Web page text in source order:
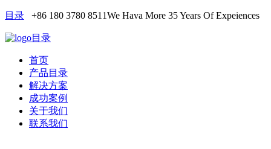
目录 +86 180 3780 8511We Hava More 35 Years Of Expeiences
目录
首页
产品目录
解决方案
成功案例
关于我们
联系我们